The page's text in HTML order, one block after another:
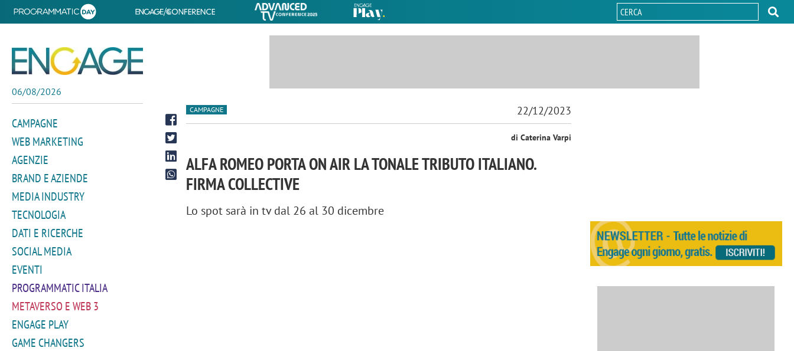
06/08/2026
CAMPAGNE
WEB MARKETING
AGENZIE
BRAND E AZIENDE
MEDIA INDUSTRY
TECNOLOGIA
DATI E RICERCHE
SOCIAL MEDIA
EVENTI
PROGRAMMATIC ITALIA
METAVERSO E WEB 3
ENGAGE PLAY
GAME CHANGERS
CAMPAGNE 22/12/2023
di Caterina Varpi
ALFA ROMEO PORTA ON AIR LA TONALE TRIBUTO ITALIANO.
FIRMA COLLECTIVE
Lo spot sarà in tv dal 26 al 30 dicembre